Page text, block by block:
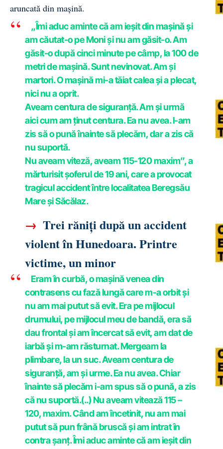
aruncată din maşină.
„Îmi aduc aminte că am ieşit din maşină şi
am căutat-o pe Moni şi nu am găsit-o. Am
găsit-o după cinci minute pe câmp, la 100 de
metri de maşină. Sunt nevinovat. Am şi
martori. O mașină mi-a tăiat calea şi a plecat,
nici nu a oprit.
Aveam centura de siguranţă. Am şi urmă
aici cum am ţinut centura. Ea nu avea. I-am
zis să o pună înainte să plecăm, dar a zis că
nu suportă.
Nu aveam viteză, aveam 115-120 maxim”, a
mărturisit şoferul de 19 ani, care a provocat
tragicul accident între localitatea Beregsău
Mare și Săcălaz.
→ Trei răniți după un accident
violent în Hunedoara. Printre
victime, un minor
Eram în curbă, o mașină venea din
contrasens cu fază lungă care m-a orbit și
nu am mai putut să evit. Era pe mijlocul
drumului, pe mijlocul meu de bandă, era să
dau frontal și am încercat să evit, am dat de
iarbă și m-am răsturnat. Mergeam la
plimbare, la un suc. Aveam centura de
siguranță, am și urme. Ea nu avea. Chiar
înainte să plecăm i-am spus să o pună, a zis
că nu suportă.(..) Nu aveam vitează 115 –
120, maxim. Când am încetinit, nu am mai
putut să pun frână bruscă și am intrat în
contra șanț. Îmi aduc aminte că am ieșit din